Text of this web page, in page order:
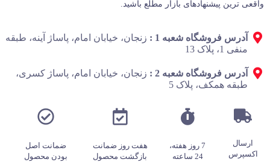
واقعی‌ ترین پیشنهادهای بازار مطلع باشید.
آدرس فروشگاه شعبه 1 :
زنجان، خیابان امام، پاساژ آینه، طبقه
منفی 1، پلاک 13
آدرس فروشگاه شعبه 2 :
زنجان، خیابان امام، پاساژ کسری،
طبقه همکف، پلاک 5
ارسال
اکسپرس
7 روز هفته،
24 ساعته
هفت روز ضمانت
بازگشت محصول
ضمانت اصل
بودن محصول